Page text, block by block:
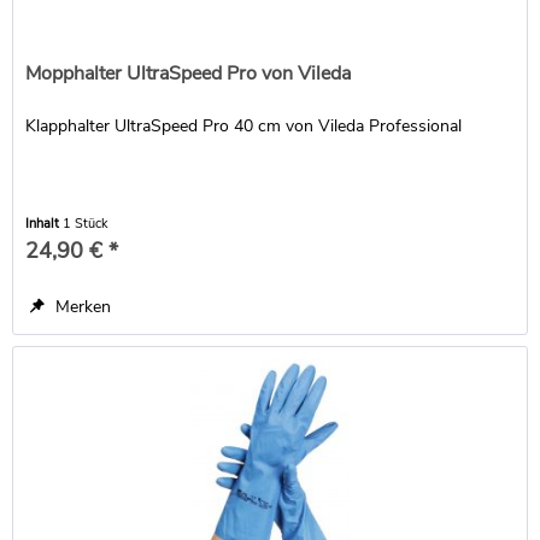
Mopphalter UltraSpeed Pro von Vileda
Klapphalter UltraSpeed Pro 40 cm von Vileda Professional
Inhalt 1 Stück
24,90 € *
Merken